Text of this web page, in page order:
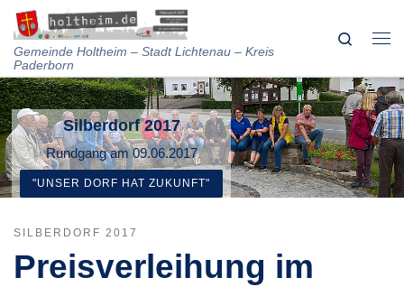
Skip to content
Gemeinde Holtheim – Stadt Lichtenau – Kreis
Paderborn
Search
Silberdorf 2017
Rundgang am 09.06.2017
"UNSER DORF HAT ZUKUNFT"
SILBERDORF 2017
Preisverleihung im